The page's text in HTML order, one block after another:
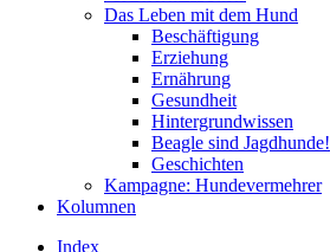
Das Leben mit dem Hund
Beschäftigung
Erziehung
Ernährung
Gesundheit
Hintergrundwissen
Beagle sind Jagdhunde!
Geschichten
Kampagne: Hundevermehrer
Kolumnen
Index